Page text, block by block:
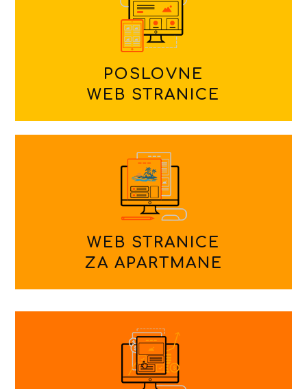
POSLOVNE
WEB STRANICE
WEB STRANICE
ZA APARTMANE